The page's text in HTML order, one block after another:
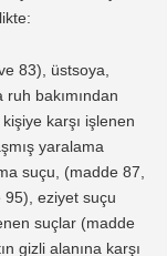
83), üstsoya,
bakımından
karşı işlenen
yaralama
suçu, (madde 87,
95), eziyet suçu
suçlar (madde
gizli alanına karşı